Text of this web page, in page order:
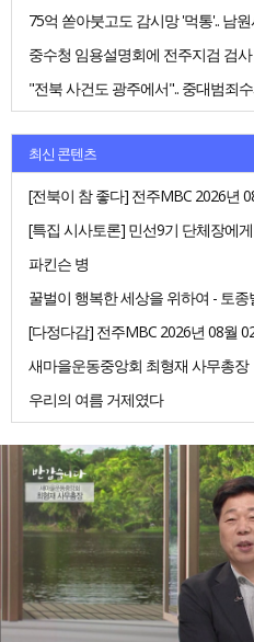
75억 쏟아붓고도 감시망 '먹통'.. 남
중수청 임용설명회에 전주지검 검
"전북 사건도 광주에서".. 중대범죄
최신 콘텐츠
[전북이 참 좋다] 전주MBC 2026년
[특집 시사토론] 민선9기 단체장에
파킨슨 병
꿀벌이 행복한 세상을 위하여 - 토종
[다정다감] 전주MBC 2026년 08월
새마을운동중앙회 최형재 사무총장
우리의 여름 거제였다